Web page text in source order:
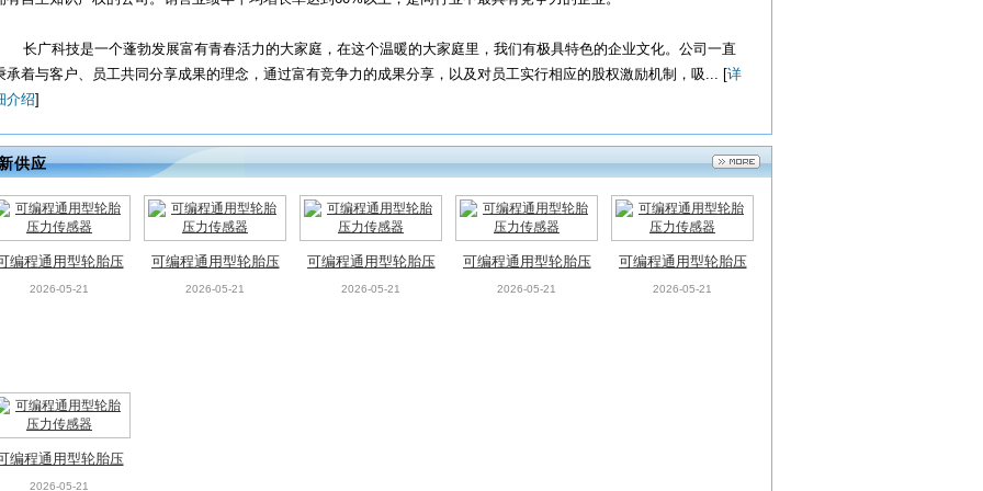
广科技是一个蓬勃发展富有青春活力的大家庭，在这个温暖的大家庭里，我们有极具特色的企业文化。公司一直
承着与客户、员工共同分享成果的理念，通过富有竞争力的成果分享，以及对员工实行相应的股权激励机制，吸... [详
介绍]
供应
编程通用型轮胎压
力传感器
2026-05-21
可编程通用型轮胎压
力传感器
2026-05-21
可编程通用型轮胎压
力传感器
2026-05-21
可编程通用型轮胎压
力传感器
2026-05-21
可编程通用型轮胎压
力传感器
2026-05-21
编程通用型轮胎压
力传感器
2026-05-21